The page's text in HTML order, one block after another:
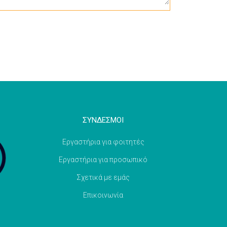
ΣΥΝΔΕΣΜΟΙ
Εργαστήρια για φοιτητές
Εργαστήρια για προσωπικό
Σχετικά με εμάς
Επικοινωνία